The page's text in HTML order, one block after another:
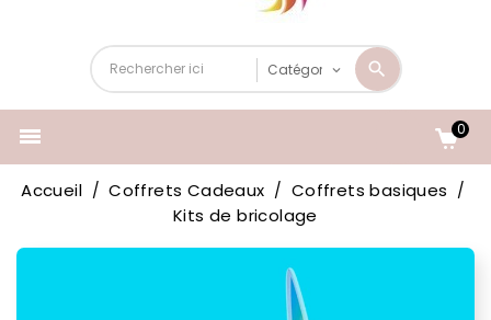
 0
Accueil Coffrets Cadeaux
Coffrets basiques
Kits de bricolage